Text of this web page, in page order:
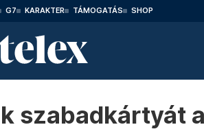
G7 KARAKTER TÁMOGATÁS SHOP
szabadkártyát